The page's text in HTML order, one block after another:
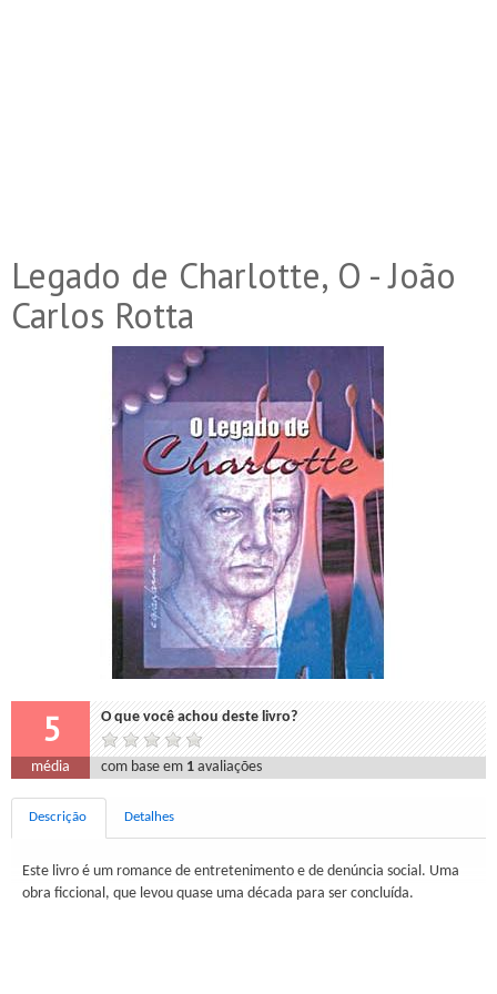
Legado de Charlotte, O - João
Carlos Rotta
5 O que você achou deste livro?
média com base em 1 avaliações
Descrição Detalhes
Este livro é um romance de entretenimento e de denúncia social. Uma
obra ficcional, que levou quase uma década para ser concluída.